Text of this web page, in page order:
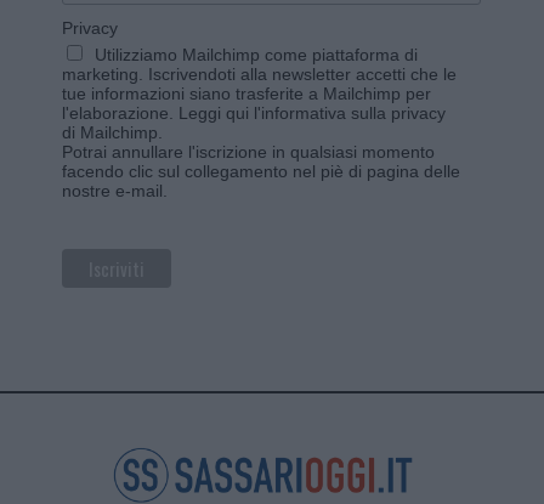
Privacy
Utilizziamo Mailchimp come piattaforma di
marketing. Iscrivendoti alla newsletter accetti che le
tue informazioni siano trasferite a Mailchimp per
l'elaborazione. Leggi qui l'informativa sulla privacy
di Mailchimp
Potrai annullare l'iscrizione in qualsiasi momento
facendo clic sul collegamento nel piè di pagina delle
nostre e-mail.